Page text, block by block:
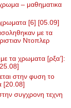
– μαθηματικα
[6] [05.09]
με τα
Ντοπλερ
τα χρωματα [ρξα’]:
στην φυση το
[20.08]
συγχρονη τεχνη